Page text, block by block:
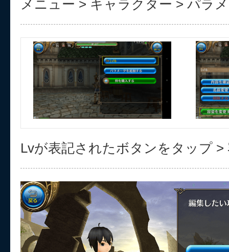
メニュー > キャラクター > パラ
Lvが表記されたボタンをタップ >